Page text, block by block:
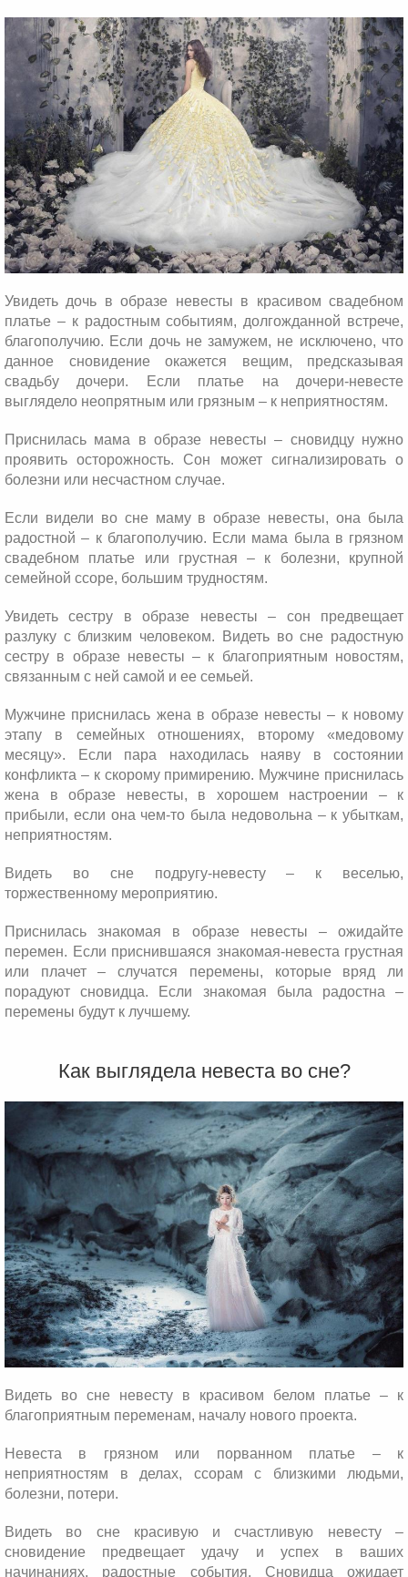
Увидеть дочь в образе невесты в красивом свадебном
платье – к радостным событиям, долгожданной встрече,
благополучию. Если дочь не замужем, не исключено, что
данное сновидение окажется вещим, предсказывая
свадьбу дочери. Если платье на дочери-невесте
выглядело неопрятным или грязным – к неприятностям.
Приснилась мама в образе невесты – сновидцу нужно
проявить осторожность. Сон может сигнализировать о
болезни или несчастном случае.
Если видели во сне маму в образе невесты, она была
радостной – к благополучию. Если мама была в грязном
свадебном платье или грустная – к болезни, крупной
семейной ссоре, большим трудностям.
Увидеть сестру в образе невесты – сон предвещает
разлуку с близким человеком. Видеть во сне радостную
сестру в образе невесты – к благоприятным новостям,
связанным с ней самой и ее семьей.
Мужчине приснилась жена в образе невесты – к новому
этапу в семейных отношениях, второму «медовому
месяцу». Если пара находилась наяву в состоянии
конфликта – к скорому примирению. Мужчине приснилась
жена в образе невесты, в хорошем настроении – к
прибыли, если она чем-то была недовольна – к убыткам,
неприятностям.
Видеть во сне подругу-невесту – к веселью,
торжественному мероприятию.
Приснилась знакомая в образе невесты – ожидайте
перемен. Если приснившаяся знакомая-невеста грустная
или плачет – случатся перемены, которые вряд ли
порадуют сновидца. Если знакомая была радостна –
перемены будут к лучшему.
Как выглядела невеста во сне?
Видеть во сне невесту в красивом белом платье – к
благоприятным переменам, началу нового проекта.
Невеста в грязном или порванном платье – к
неприятностям в делах, ссорам с близкими людьми,
болезни, потери.
Видеть во сне красивую и счастливую невесту –
сновидение предвещает удачу и успех в ваших
начинаниях, радостные события. Сновидца ожидает